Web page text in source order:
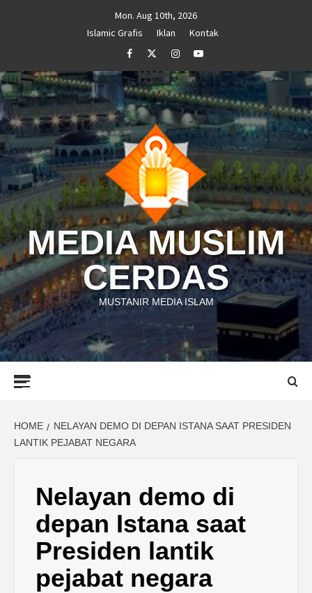
Mon. Aug 10th, 2026
Islamic Grafis
Iklan
Kontak
FacebookTwitterInstagramYoutube
MEDIA MUSLIM
CERDAS
MUSTANIR MEDIA ISLAM
HOME
NELAYAN DEMO DI DEPAN ISTANA SAAT PRESIDEN
LANTIK PEJABAT NEGARA
Nelayan demo di
depan Istana saat
Presiden lantik
pejabat negara